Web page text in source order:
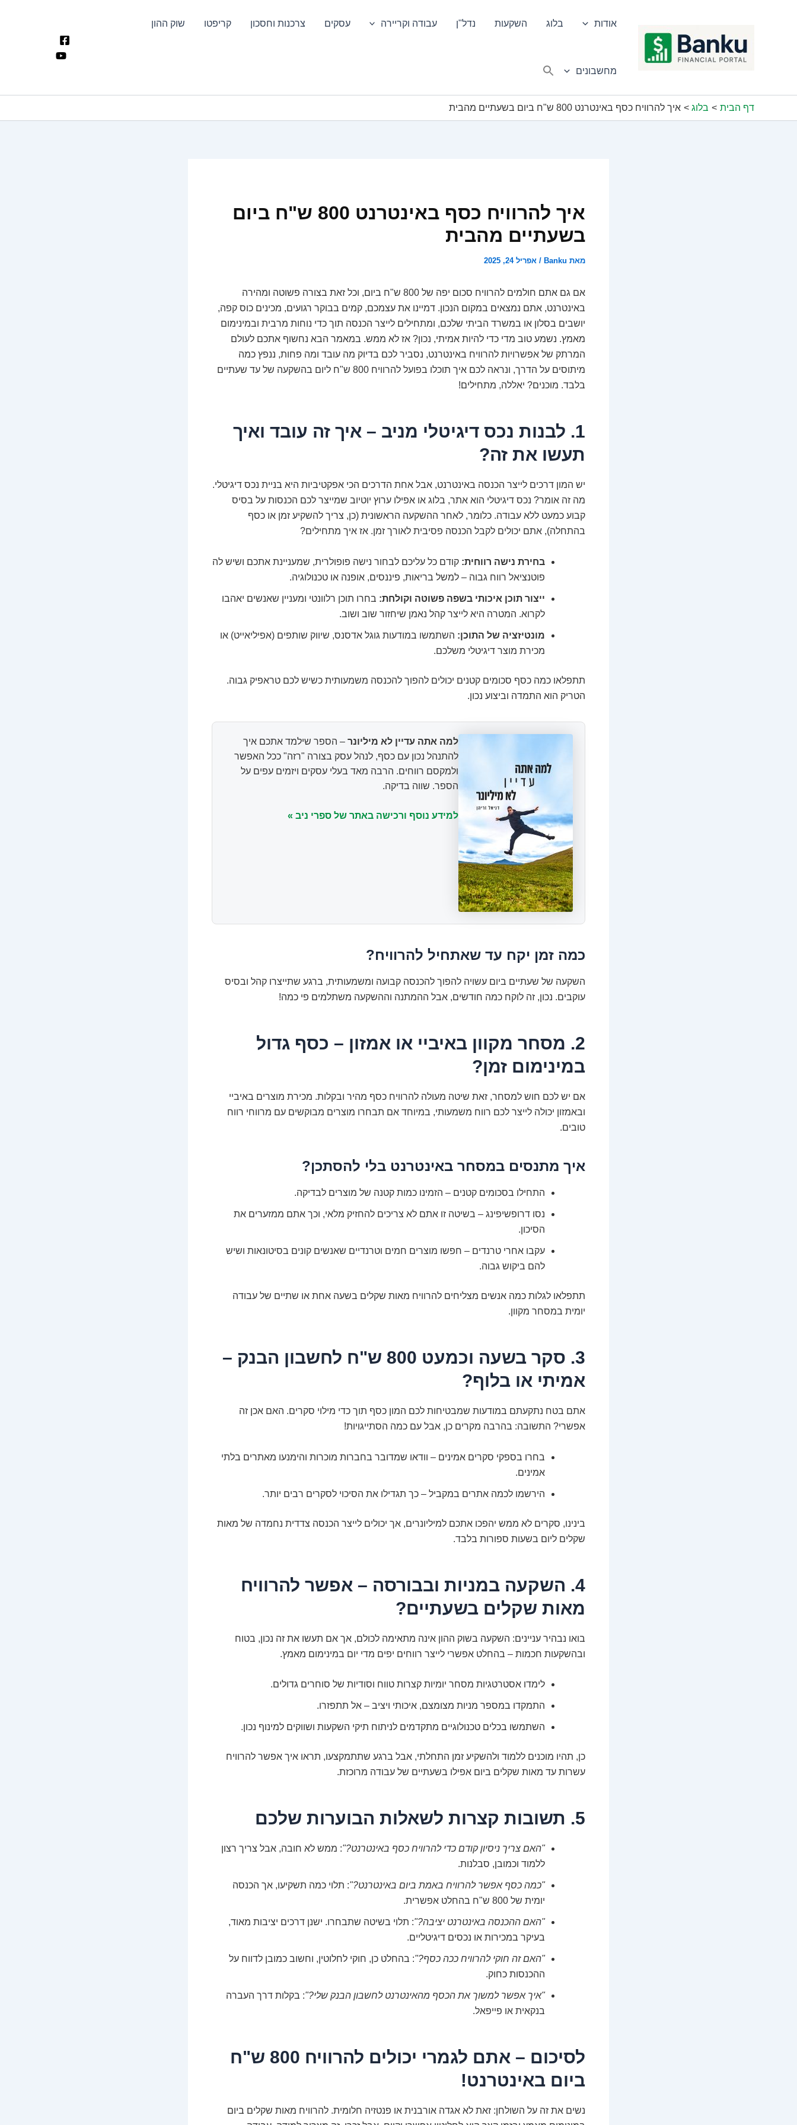
אודות בלוג השקעות נדל"ן עבודה וקריירה עסקים צרכנות וחסכון קריפטו שוק ההון
מחשבונים
דף הבית בלוג איך להרוויח כסף באינטרנט 800 ש"ח ביום בשעתיים מהבית
איך להרוויח כסף באינטרנט 800 ש"ח ביום
בשעתיים מהבית
מאת Banku
/ אפריל 24, 2025
אם גם אתם חולמים להרוויח סכום יפה של 800 ש"ח ביום, וכל זאת בצורה פשוטה ומהירה
באינטרנט, אתם נמצאים במקום הנכון. דמיינו את עצמכם, קמים בבוקר רגועים, מכינים כוס קפה,
יושבים בסלון או במשרד הביתי שלכם, ומתחילים לייצר הכנסה תוך כדי נוחות מרבית ובמינימום
מאמץ. נשמע טוב מדי כדי להיות אמיתי, נכון? אז לא ממש. במאמר הבא נחשוף אתכם לעולם
המרתק של אפשרויות להרוויח באינטרנט, נסביר לכם בדיוק מה עובד ומה פחות, ננפץ כמה
מיתוסים על הדרך, ונראה לכם איך תוכלו בפועל להרוויח 800 ש"ח ליום בהשקעה של עד שעתיים
בלבד. מוכנים? יאללה, מתחילים!
1. לבנות נכס דיגיטלי מניב – איך זה עובד ואיך
תעשו את זה?
יש המון דרכים לייצר הכנסה באינטרנט, אבל אחת הדרכים הכי אפקטיביות היא בניית נכס דיגיטלי.
מה זה אומר? נכס דיגיטלי הוא אתר, בלוג או אפילו ערוץ יוטיוב שמייצר לכם הכנסות על בסיס
קבוע כמעט ללא עבודה. כלומר, לאחר ההשקעה הראשונית (כן, צריך להשקיע זמן או כסף
בהתחלה), אתם יכולים לקבל הכנסה פסיבית לאורך זמן. אז איך מתחילים?
בחירת נישה רווחית: קודם כל עליכם לבחור נישה פופולרית, שמעניינת אתכם ושיש לה
פוטנציאל רווח גבוה – למשל בריאות, פיננסים, אופנה או טכנולוגיה.
ייצור תוכן איכותי בשפה פשוטה וקולחת: בחרו תוכן רלוונטי ומעניין שאנשים יאהבו
לקרוא. המטרה היא לייצר קהל נאמן שיחזור שוב ושוב.
מונטיזציה של התוכן: השתמשו במודעות גוגל אדסנס, שיווק שותפים (אפיליאייט) או
מכירת מוצר דיגיטלי משלכם.
תתפלאו כמה כסף סכומים קטנים יכולים להפוך להכנסה משמעותית כשיש לכם טראפיק גבוה.
הטריק הוא התמדה וביצוע נכון.
למה אתה עדיין לא מיליונר – הספר שילמד אתכם איך
להתנהל נכון עם כסף, לנהל עסק בצורה "רזה" ככל האפשר
ולמקסם רווחים. הרבה מאד בעלי עסקים ויזמים עפים על
הספר. שווה בדיקה.
למידע נוסף ורכישה באתר של ספרי ניב »
כמה זמן יקח עד שאתחיל להרוויח?
השקעה של שעתיים ביום עשויה להפוך להכנסה קבועה ומשמעותית, ברגע שתייצרו קהל ובסיס
עוקבים. נכון, זה לוקח כמה חודשים, אבל ההמתנה וההשקעה משתלמים פי כמה!
2. מסחר מקוון באיביי או אמזון – כסף גדול
במינימום זמן?
אם יש לכם חוש למסחר, זאת שיטה מעולה להרוויח כסף מהיר ובקלות. מכירת מוצרים באיביי
ובאמזון יכולה לייצר לכם רווח משמעותי, במיוחד אם תבחרו מוצרים מבוקשים עם מרווחי רווח
טובים.
איך מתנסים במסחר באינטרנט בלי להסתכן?
התחילו בסכומים קטנים – הזמינו כמות קטנה של מוצרים לבדיקה.
נסו דרופשיפינג – בשיטה זו אתם לא צריכים להחזיק מלאי, וכך אתם ממזערים את
הסיכון.
עקבו אחרי טרנדים – חפשו מוצרים חמים וטרנדיים שאנשים קונים בסיטונאות ושיש
להם ביקוש גבוה.
תתפלאו לגלות כמה אנשים מצליחים להרוויח מאות שקלים בשעה אחת או שתיים של עבודה
יומית במסחר מקוון.
3. סקר בשעה וכמעט 800 ש"ח לחשבון הבנק –
אמיתי או בלוף?
אתם בטח נתקעתם במודעות שמבטיחות לכם המון כסף תוך כדי מילוי סקרים. האם אכן זה
אפשרי? התשובה: בהרבה מקרים כן, אבל עם כמה הסתייגויות!
בחרו בספקי סקרים אמינים – וודאו שמדובר בחברות מוכרות והימנעו מאתרים בלתי
אמינים.
הירשמו לכמה אתרים במקביל – כך תגדילו את הסיכוי לסקרים רבים יותר.
בינינו, סקרים לא ממש יהפכו אתכם למיליונרים, אך יכולים לייצר הכנסה צדדית נחמדה של מאות
שקלים ליום בשעות ספורות בלבד.
4. השקעה במניות ובבורסה – אפשר להרוויח
מאות שקלים בשעתיים?
בואו נבהיר עניינים: השקעה בשוק ההון אינה מתאימה לכולם, אך אם תעשו את זה נכון, בטוח
ובהשקעות חכמות – בהחלט אפשרי לייצר רווחים יפים מדי יום במינימום מאמץ.
לימדו אסטרטגיות מסחר יומיות קצרות טווח וסודיות של סוחרים גדולים.
התמקדו במספר מניות מצומצם, איכותי ויציב – אל תתפזרו.
השתמשו בכלים טכנולוגיים מתקדמים לניתוח תיקי השקעות ושווקים למינוף נכון.
כן, תהיו מוכנים ללמוד ולהשקיע זמן התחלתי, אבל ברגע שתתמקצעו, תראו איך אפשר להרוויח
עשרות עד מאות שקלים ביום אפילו בשעתיים של עבודה מרוכזת.
5. תשובות קצרות לשאלות הבוערות שלכם
"האם צריך ניסיון קודם כדי להרוויח כסף באינטרנט?": ממש לא חובה, אבל צריך רצון
ללמוד וכמובן, סבלנות.
"כמה כסף אפשר להרוויח באמת ביום באינטרנט?": תלוי כמה תשקיעו, אך הכנסה
יומית של 800 ש"ח בהחלט אפשרית.
"האם ההכנסה באינטרנט יציבה?": תלוי בשיטה שתבחרו. ישנן דרכים יציבות מאוד,
בעיקר במכירות או נכסים דיגיטליים.
"האם זה חוקי להרוויח ככה כסף?": בהחלט כן, חוקי לחלוטין, וחשוב כמובן לדווח על
ההכנסות כחוק.
"איך אפשר למשוך את הכסף מהאינטרנט לחשבון הבנק שלי?": בקלות דרך העברה
בנקאית או פייפאל.
לסיכום – אתם לגמרי יכולים להרוויח 800 ש"ח
ביום באינטרנט!
נשים את זה על השולחן: זאת לא אגדה אורבנית או פנטזיה חלומית. להרוויח מאות שקלים ביום